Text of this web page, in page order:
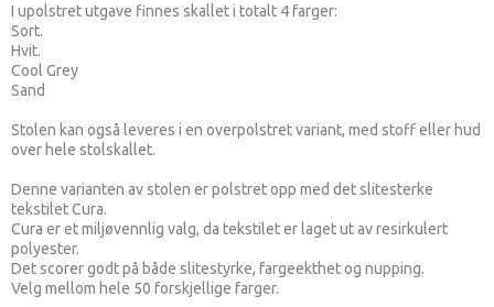
I upolstret utgave finnes skallet i totalt 4 farger:
Sort.
Hvit.
Cool Grey
Sand
Stolen kan også leveres i en overpolstret variant, med stoff eller hud
over hele stolskallet.
Denne varianten av stolen er polstret opp med det slitesterke
tekstilet Cura.
Cura er et miljøvennlig valg, da tekstilet er laget ut av resirkulert
polyester.
Det scorer godt på både slitestyrke, fargeekthet og nupping.
Velg mellom hele 50 forskjellige farger.